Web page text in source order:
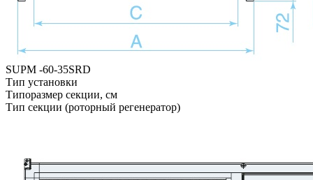
SUPM -60-35SRD
Тип установки
Типоразмер секции, см
Тип секции (роторный регенератор)